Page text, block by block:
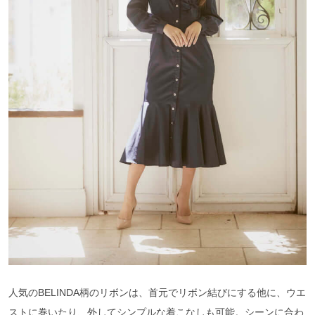
人気のBELINDA柄のリボンは、首元でリボン結びにする他に、ウエ
ストに巻いたり、外してシンプルな着こなしも可能。シーンに合わ